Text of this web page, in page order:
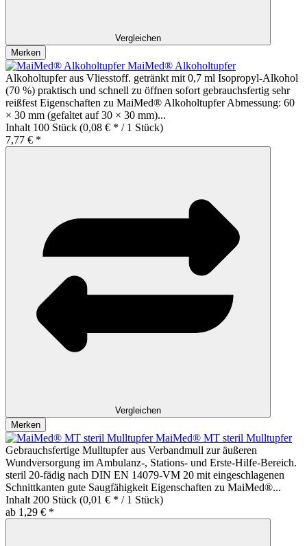
Vergleichen
Merken
MaiMed® Alkoholtupfer
Alkoholtupfer aus Vliesstoff. getränkt mit 0,7 ml Isopropyl-Alkohol
(70 %) praktisch und schnell zu öffnen sofort gebrauchsfertig sehr
reißfest Eigenschaften zu MaiMed® Alkoholtupfer Abmessung: 60
× 30 mm (gefaltet auf 30 × 30 mm)...
Inhalt 100 Stück (0,08 € * / 1 Stück)
7,77 € *
Vergleichen
Merken
MaiMed® MT steril Mulltupfer
Gebrauchsfertige Mulltupfer aus Verbandmull zur äußeren
Wundversorgung im Ambulanz-, Stations- und Erste-Hilfe-Bereich.
steril 20-fädig nach DIN EN 14079-VM 20 mit eingeschlagenen
Schnittkanten gute Saugfähigkeit Eigenschaften zu MaiMed®...
Inhalt 200 Stück (0,01 € * / 1 Stück)
ab 1,29 € *